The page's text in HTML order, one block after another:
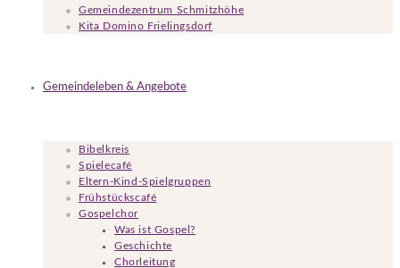
Gemeindezentrum Schmitzhöhe
Kita Domino Frielingsdorf
Gemeindeleben & Angebote
Bibelkreis
Spielecafé
Eltern-Kind-Spielgruppen
Frühstückscafé
Gospelchor
Was ist Gospel?
Geschichte
Chorleitung